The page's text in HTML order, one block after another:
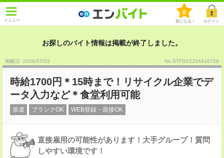
メニュー
0
気になる！ ログイン
お探しのバイト情報は掲載が終了しました。
掲載日 :2026/07/22 No.STFSV2204416728
時給1700円＊15時まで！リサイクル企業でデ
ータ入力など＊食堂利用可能
派遣 ブランクOK WEB登録・面接OK
直接雇用の可能性があります！大手グループ！質問
しやすい環境です！